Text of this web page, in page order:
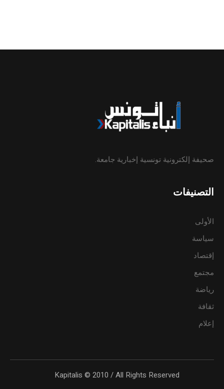
صحيفة إلكترونية تونسية إخبارية جامعة.
التصنيفات
الأولى
سياسة
إقتصاد
مجتمع
رياضة
ثقافة
إعلام
Kapitalis © 2010 / All Rights Reserved